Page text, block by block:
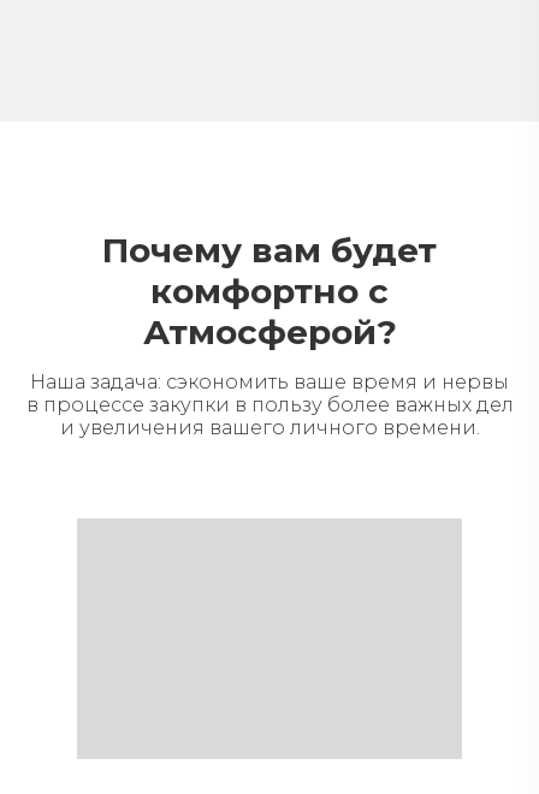
Почему вам будет
комфортно с
Атмосферой?
Наша задача: сэкономить ваше время и нервы
в процессе закупки в пользу более важных дел
и увеличения вашего личного времени.